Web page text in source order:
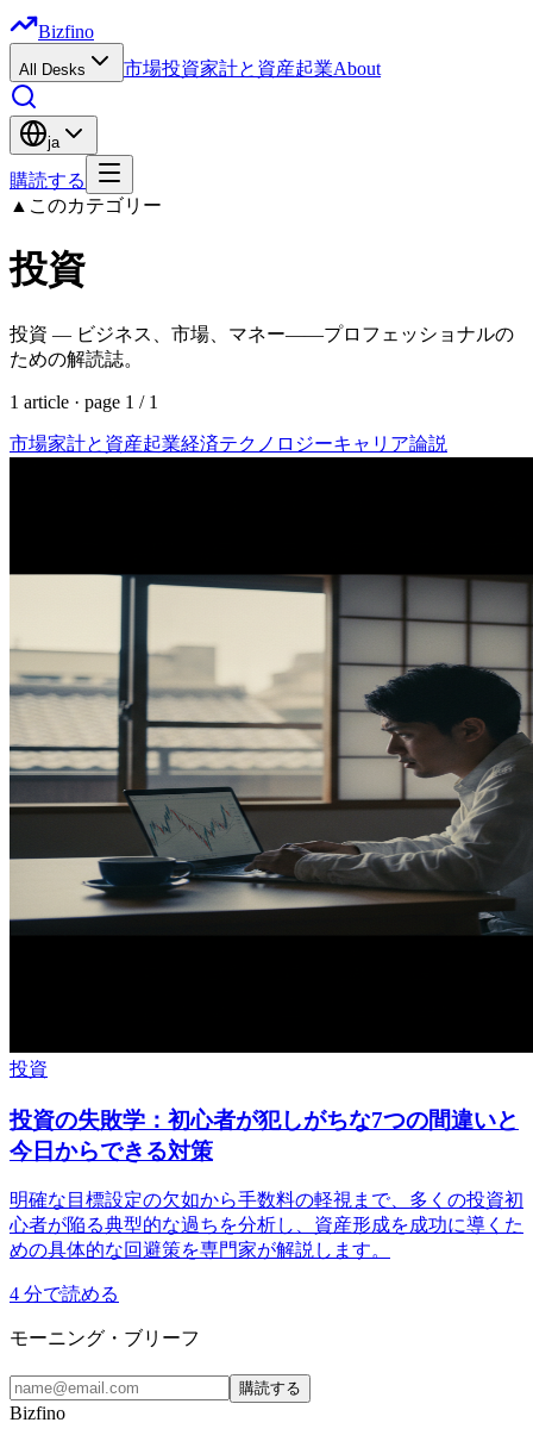
Bizfino
All Desks 市場投資家計と資産起業About
ja
購読する
▲ このカテゴリー
投資
投資 — ビジネス、市場、マネー——プロフェッショナルの
ための解読誌。
1 article · page 1 / 1
市場家計と資産起業経済テクノロジーキャリア論説
投資
投資の失敗学：初心者が犯しがちな7つの間違いと
今日からできる対策
明確な目標設定の欠如から手数料の軽視まで、多くの投資初
心者が陥る典型的な過ちを分析し、資産形成を成功に導くた
めの具体的な回避策を専門家が解説します。
4 分で読める
モーニング・ブリーフ
購読する
Bizfino